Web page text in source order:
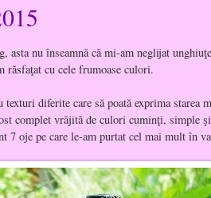
asta nu înseamnă că mi-am neglijat
răsfaţat cu cele frumoase culori.
diferite care să poată exprima starea
complet vrăjită de culori cuminţi, simple
7 oje pe care le-am purtat cel mai mult în